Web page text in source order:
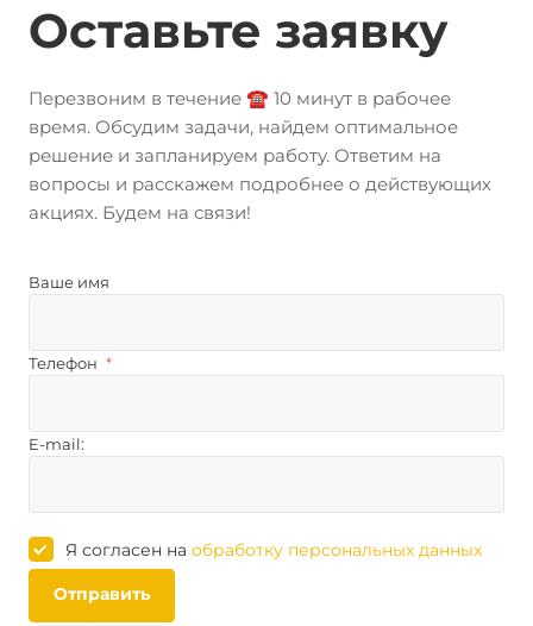
Оставьте заявку
Перезвоним в течение ☎️ 10 минут в рабочее
время. Обсудим задачи, найдем оптимальное
решение и запланируем работу. Ответим на
вопросы и расскажем подробнее о действующих
акциях. Будем на связи!
Ваше имя
Телефон *
E-mail:
Я согласен на обработку персональных данных
Отправить